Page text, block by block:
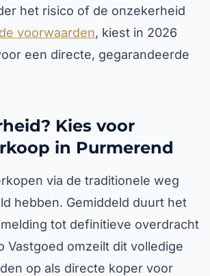
het risico of de onzekerheid
voorwaarden, kiest in 2026
een directe, gegarandeerde
Kies voor
in Purmerend
via de traditionele weg
hebben. Gemiddeld duurt het
tot definitieve overdracht
Vastgoed omzeilt dit volledige
op als directe koper voor